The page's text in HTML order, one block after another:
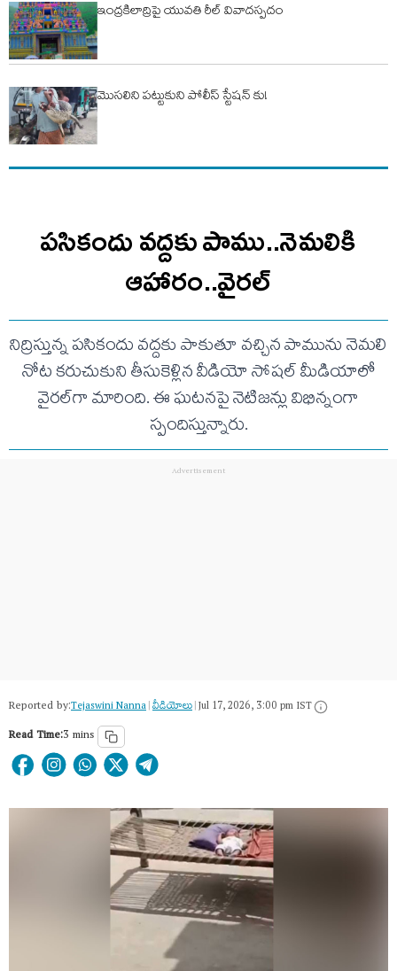
ఇంద్రకిలాద్రిపై యువతి రీల్ వివాదస్పదం
మొసలిని పట్టుకుని పోలీస్ స్టేషన్ కు!
పసికందు వద్దకు పాము..నెమలికి
ఆహారం..వైరల్
నిద్రిస్తున్న పసికందు వద్దకు పాకుతూ వచ్చిన పామును నెమలి
నోట కరుచుకుని తీసుకెళ్లిన వీడియో సోషల్ మీడియాలో
వైరల్‌గా మారింది. ఈ ఘటనపై నెటిజన్లు విభిన్నంగా
స్పందిస్తున్నారు.
Reported by:Tejaswini Nanna|వీడియోలు|Jul 17, 2026, 3:00 pm IST
Read Time:3 mins